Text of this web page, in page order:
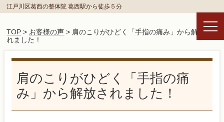
江戸川区葛西の整体院 葛西駅から徒歩５分
TOP > お客様の声 > 肩のこりがひどく「手指の痛み」から解放さ
れました！
肩のこりがひどく「手指の痛
み」から解放されました！